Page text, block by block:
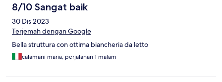
8/10 Sangat baik
30 Dis 2023
Terjemah dengan Google
Bella struttura con ottima biancheria da letto
calamani maria, perjalanan 1 malam